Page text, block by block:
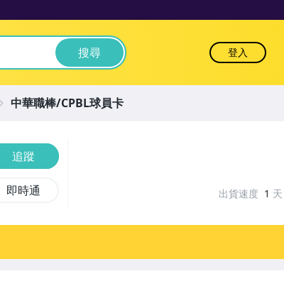
搜尋 登入
追蹤
即時通 出貨速度 1 天
中華職棒/CPBL球員卡